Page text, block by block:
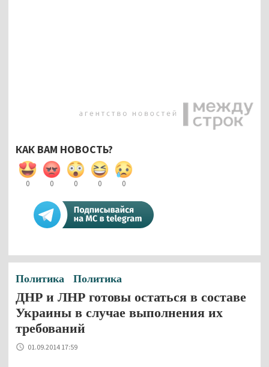
КАК ВАМ НОВОСТЬ?
0 0 0 0 0
Политика Политика
ДНР и ЛНР готовы остаться в составе
Украины в случае выполнения их
требований
01.09.2014 17:59